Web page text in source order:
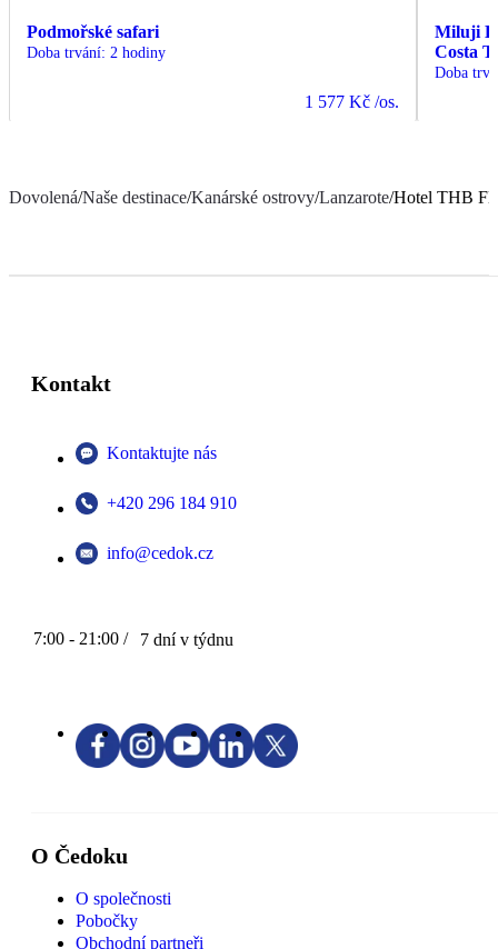
Podmořské safari
Doba trvání: 2 hodiny
1 577 Kč /os.
Miluji
Costa
Doba
Dovolená/Naše destinace/Kanárské ostrovy/Lanzarote/Hotel THB
Kontakt
Kontaktujte nás
+420 296 184 910
info@cedok.cz
7:00 - 21:00 / 7 dní v týdnu
O Čedoku
O společnosti
Pobočky
Obchodní partneři